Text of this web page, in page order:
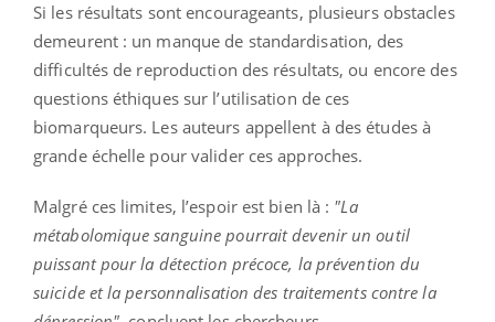
Si les résultats sont encourageants, plusieurs obstacles
demeurent : un manque de standardisation, des
difficultés de reproduction des résultats, ou encore des
questions éthiques sur l’utilisation de ces
biomarqueurs. Les auteurs appellent à des études à
grande échelle pour valider ces approches.
Malgré ces limites, l’espoir est bien là : "La
métabolomique sanguine pourrait devenir un outil
puissant pour la détection précoce, la prévention du
suicide et la personnalisation des traitements contre la